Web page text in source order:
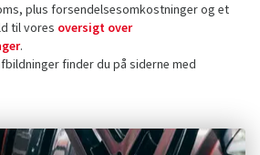
plus forsendelsesomkostninger og et
til vores oversigt over
.
finder du på siderne med